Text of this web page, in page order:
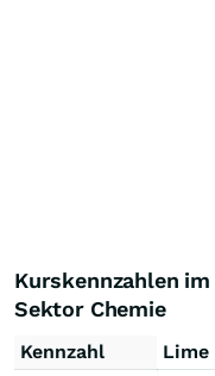
Kurskennzahlen
Sektor Chemie
Kennzahl Lime